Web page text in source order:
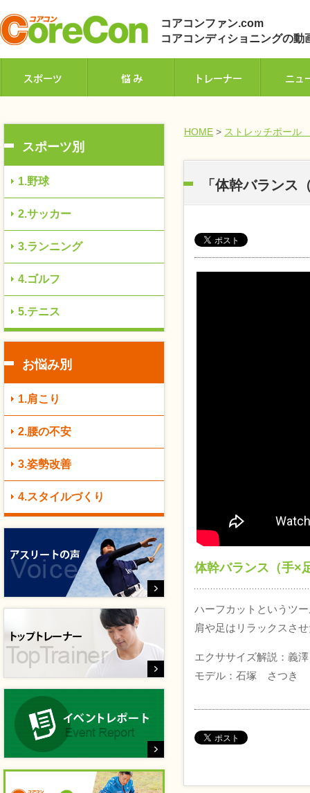
コアコンファン.com
コアコンディショニングの
スポーツ別
1.野球
2.サッカー
3.ランニング
4.ゴルフ
5.テニス
お悩み別
1.肩こり
2.腰の不安
3.姿勢改善
4.スタイルづくり
HOME > ストレッチポール
「体幹バランス
体幹バランス（手×
ハーフカットというツ
肩や足はリラックスさ
エクササイズ解説：義
モデル：石塚 さつき